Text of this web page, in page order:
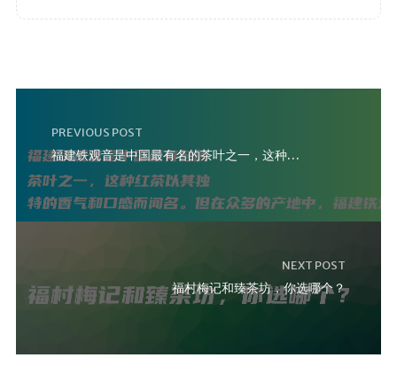
PREVIOUS POST
福建铁观音是中国最有名的茶叶之一，这种红茶以其独特的香气和口感而闻名。但在众多的产地中，福建铁观音最
NEXT POST
福村梅记和臻茶坊，你选哪个？